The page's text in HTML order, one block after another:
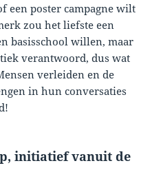
een poster campagne wilt
zou het liefste een
basisschool willen, maar
verantwoord, dus wat
verleiden en de
in hun conversaties
initiatief vanuit de